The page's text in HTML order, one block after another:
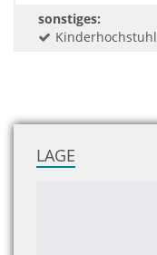
sonstiges:
Kinderhochstuhl
LAGE